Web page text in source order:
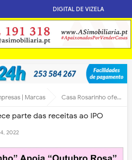
DIGITAL DE VIZELA
| Marcas Casa Rosarinho oferece parte das receitas ao IPO
parte das receitas ao IPO
2022